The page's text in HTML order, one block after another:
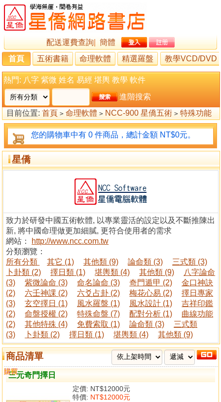
配送運費查詢
簡體
首頁
五術書籍 命理軟體 精選羅盤 教學VCD/DVD
熱門: 八字 紫微 姓名 易經 堪輿 教學 軟件
進階搜索
目前位置: 首頁 > 命理軟體 > NCC-900 星僑五術 > 特殊功能
> 其他特殊 >星僑
您的購物車中有 0 件商品，總計金額 NT$0元。
星僑
致力於研發中國五術軟體, 以專業靈活的設定以及不斷推陳出
新, 將中國命理做更加細膩, 更符合使用者的需求
網站：
http://www.ncc.com.tw
分類瀏覽：
所有分類
其它 (1) 其他類 (9) 論命類 (3)
三式類 (3)
卜卦類 (2)
擇日類 (1) 堪輿類 (4) 其他類 (9)
八字論命
(3)
紫微論命 (3) 命名論命 (3) 奇門遁甲 (2)
金口神訣
(2)
六壬神課 (2) 六爻占卦 (2) 梅花心易 (2)
擇日專家
(3)
玄空擇日 (1) 風水羅盤 (1) 風水設計 (1)
吉祥印鑑
(2)
命盤授權 (2) 特殊命盤 (7) 配對分析 (1)
曲線功能
(2)
其他特殊 (4) 免費索取 (1) 論命類 (3)
三式類
(3)
卜卦類 (2) 擇日類 (1) 堪輿類 (4) 其他類 (9)
商品清單
三元奇門擇日
定價: NT$12000元
特價: NT$12000元
購買
比較